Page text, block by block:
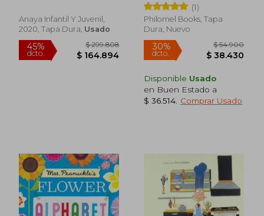
45% $
Anaya Infantil Y Juvenil,
2020, Tapa Dura, Usado
(1)
Philomel Books, Tapa
Dura, Nuevo
Disponible Usado
en Buen Estado a
$ 36.514 Comprar Usado